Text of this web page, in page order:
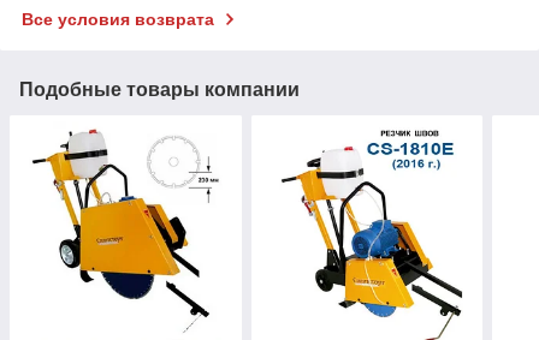
Все условия возврата
Подобные товары компании